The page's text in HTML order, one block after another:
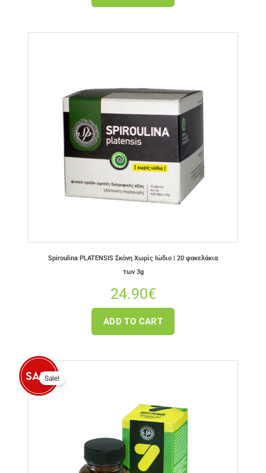
Spiroulina PLATENSIS Σκόνη Χωρίς Ιώδιο | 20 φακελάκια
των 3g
24.90€
ADD TO CART
Sale!